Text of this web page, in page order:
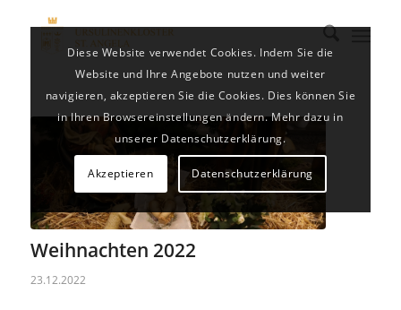
Weihnachten 2022
23.12.2022
Diese Website verwendet Cookies. Indem Sie die
Website und Ihre Angebote nutzen und weiter
navigieren, akzeptieren Sie die Cookies. Dies können Sie
in Ihren Browsereinstellungen ändern. Mehr dazu in
unserer Datenschutzerklärung.
Akzeptieren Datenschutzerklärung